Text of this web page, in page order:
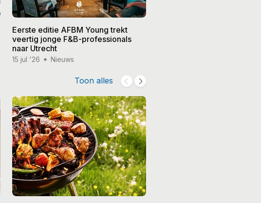
Eerste editie AFBM Young trekt
veertig jonge F&B-professionals
naar Utrecht
15 jul '26 Nieuws
Toon alles